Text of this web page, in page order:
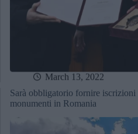
March 13, 2022
Sarà obbligatorio fornire iscrizioni
monumenti in Romania